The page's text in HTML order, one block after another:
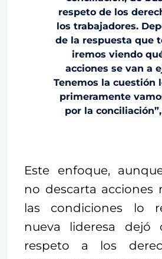
respeto de los
los trabajadores.
de la respuesta que
iremos viendo
acciones se van a
Tenemos la cuestión
primeramente
por la
Este enfoque,
no descarta acciones
las condiciones lo
nueva lideresa dejó
respeto a los